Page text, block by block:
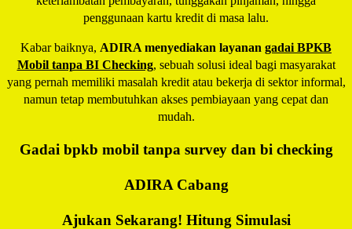
penggunaan kartu kredit di masa lalu.
Kabar baiknya, ADIRA menyediakan layanan gadai BPKB
Mobil tanpa BI Checking, sebuah solusi ideal bagi masyarakat
yang pernah memiliki masalah kredit atau bekerja di sektor informal,
namun tetap membutuhkan akses pembiayaan yang cepat dan
mudah.
Gadai bpkb mobil tanpa survey dan bi checking
ADIRA Cabang
Ajukan Sekarang! Hitung Simulasi